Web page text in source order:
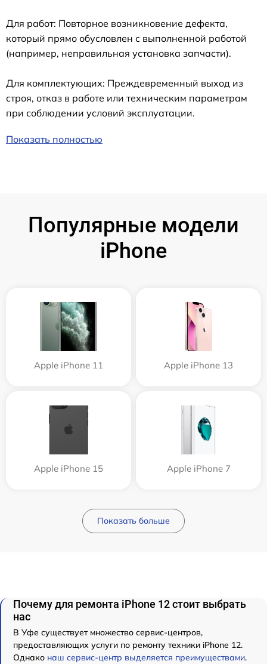
Для работ: Повторное возникновение дефекта,
который прямо обусловлен с выполненной работой
(например, неправильная установка запчасти).
Для комплектующих: Преждевременный выход из
строя, отказ в работе или техническим параметрам
при соблюдении условий эксплуатации.
Показать полностью
Популярные модели
iPhone
Apple iPhone 11 Apple iPhone 13
Apple iPhone 15 Apple iPhone 7
Показать больше
Почему для ремонта iPhone 12 стоит выбрать
нас
В Уфе существует множество сервис-центров,
предоставляющих услуги по ремонту техники iPhone 12.
Однако наш сервис-центр выделяется преимуществами.